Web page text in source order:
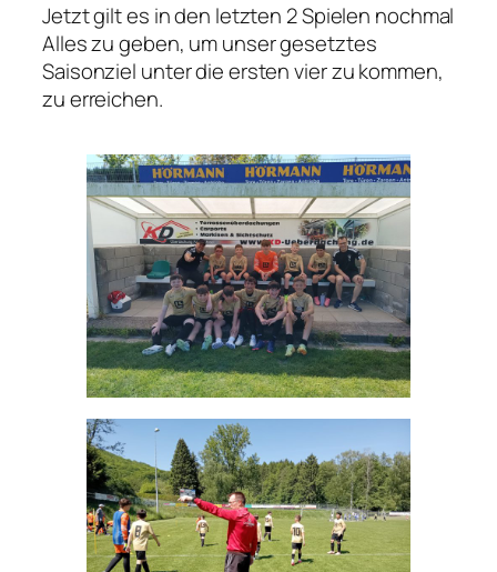
Jetzt gilt es in den letzten 2 Spielen nochmal
Alles zu geben, um unser gesetztes
Saisonziel unter die ersten vier zu kommen,
zu erreichen.